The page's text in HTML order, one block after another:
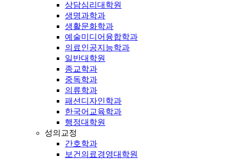
상담심리대학원
생명과학과
생활문화학과
예술미디어융합학과
의료인공지능학과
일반대학원
종교학과
중독학과
의류학과
패션디자인학과
한국어교육학과
행정대학원
성의교정
간호학과
보건의료경영대학원